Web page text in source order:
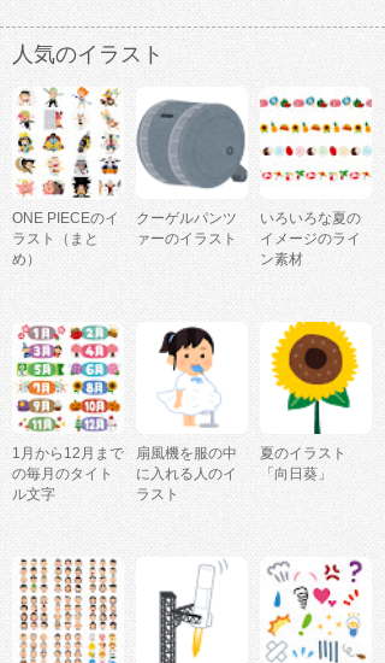
人気のイラスト
ONE PIECEのイ
ラスト（まと
め）
クーゲルパンツ
ァーのイラスト
いろいろな夏の
イメージのライ
ン素材
1月から12月まで
の毎月のタイト
ル文字
扇風機を服の中
に入れる人のイ
ラスト
夏のイラスト
「向日葵」